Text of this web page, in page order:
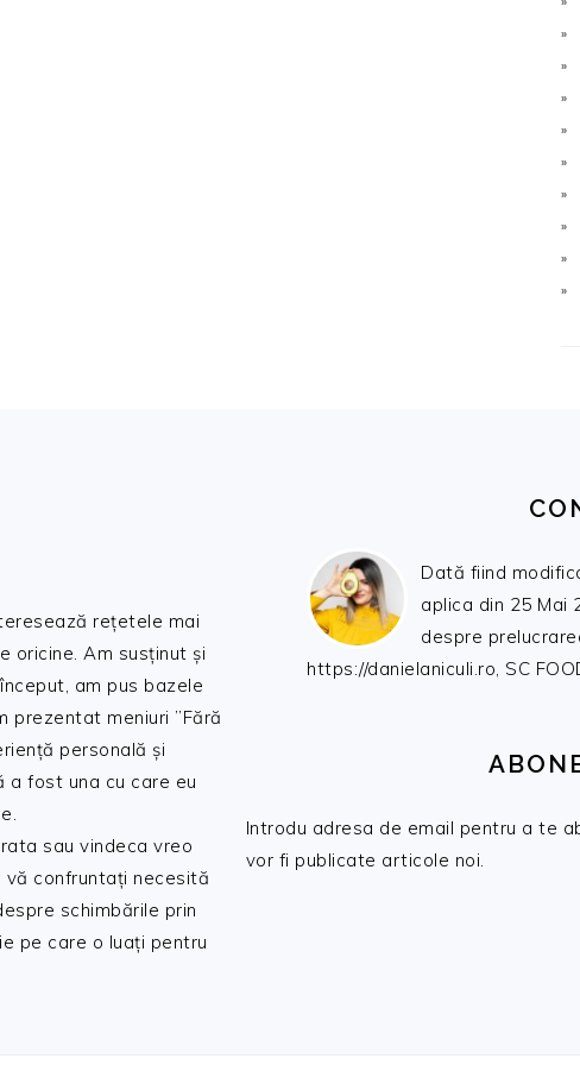
rețetele mai
oricine. Am susținut și
am pus bazele
prezentat meniuri ”Fără
personală și
a fost una cu care eu
sau vindeca vreo
confruntați necesită
schimbările prin
pe care o luați pentru
Dată fiind
aplica din 25 Mai
despre
https://danielaniculi.ro, SC
Introdu adresa de email pentru a te
vor fi publicate articole noi.